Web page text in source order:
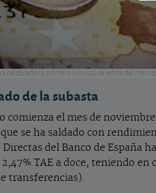
celebrado la primera subasta de letras del mes
de la subasta
comienza el mes de
se ha saldado con
del Banco de España
2,47% TAE a doce, teniendo
transferencias).